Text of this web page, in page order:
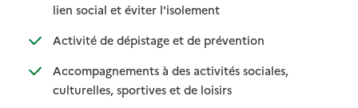
lien social et éviter l'isolement: disponible
: non disponible
Activité de dépistage et de prévention: disponible
: non disponible
Accompagnements à des activités sociales,
culturelles, sportives et de loisirs: disponible
: non disponible